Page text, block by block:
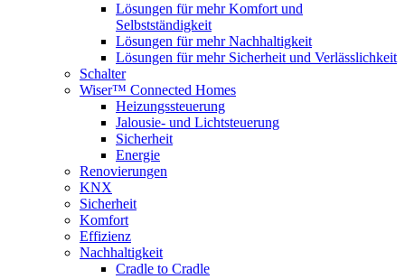
Lösungen für mehr Komfort und
Selbstständigkeit
Lösungen für mehr Nachhaltigkeit
Lösungen für mehr Sicherheit und Verlässlichkeit
Schalter
Wiser™ Connected Homes
Heizungssteuerung
Jalousie- und Lichtsteuerung
Sicherheit
Energie
Renovierungen
KNX
Sicherheit
Komfort
Effizienz
Nachhaltigkeit
Cradle to Cradle